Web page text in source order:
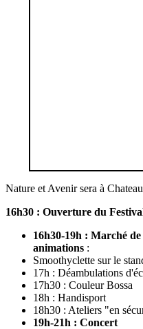
Nature et Avenir sera à
16h30 : Ouverture du
16h30-19h : Marché
animations :
Smoothyclette sur le
17h : Déambulations
17h30 : Couleur Bossa
18h : Handisport
18h30 : Ateliers "en
19h-21h : Concert